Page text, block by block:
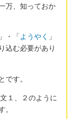
万、知っておか
」・「ようやく 」
込む必要があり
す。
１、２のように